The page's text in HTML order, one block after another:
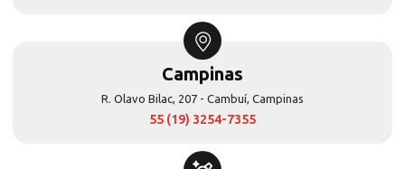
Campinas
R. Olavo Bilac, 207 - Cambuí, Campinas
55 (19) 3254-7355